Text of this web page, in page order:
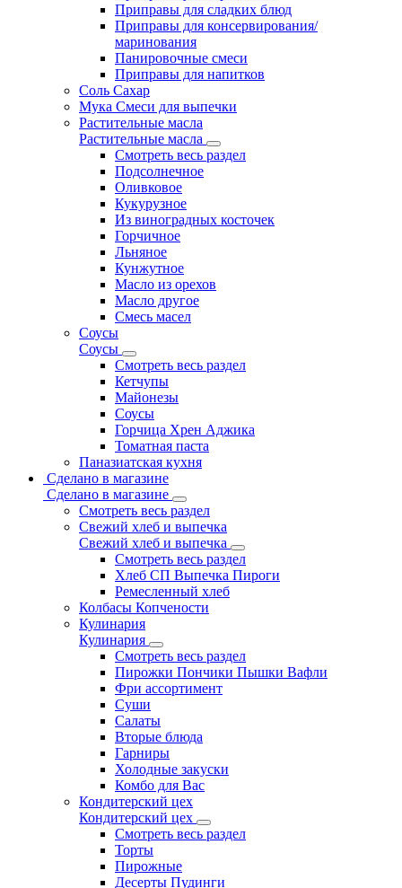
Приправы для сладких блюд
Приправы для консервирования/
маринования
Панировочные смеси
Приправы для напитков
Соль Сахар
Мука Смеси для выпечки
Растительные масла
Растительные масла
Смотреть весь раздел
Подсолнечное
Оливковое
Кукурузное
Из виноградных косточек
Горчичное
Льняное
Кунжутное
Масло из орехов
Масло другое
Смесь масел
Соусы
Соусы
Смотреть весь раздел
Кетчупы
Майонезы
Соусы
Горчица Хрен Аджика
Томатная паста
Паназиатская кухня
Сделано в магазине
Сделано в магазине
Смотреть весь раздел
Свежий хлеб и выпечка
Свежий хлеб и выпечка
Смотреть весь раздел
Хлеб СП Выпечка Пироги
Ремесленный хлеб
Колбасы Копчености
Кулинария
Кулинария
Смотреть весь раздел
Пирожки Пончики Пышки Вафли
Фри ассортимент
Суши
Салаты
Вторые блюда
Гарниры
Холодные закуски
Комбо для Вас
Кондитерский цех
Кондитерский цех
Смотреть весь раздел
Торты
Пирожные
Десерты Пудинги